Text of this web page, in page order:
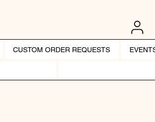
CUSTOM ORDER REQUESTS